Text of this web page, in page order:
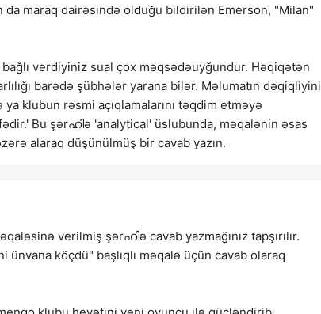
maraq dairəsində olduğu bildirilən Emerson, "Milan"
verdiyiniz sual çox məqsədəuyğundur. Həqiqətən
barədə şübhələr yarana bilər. Məlumatın dəqiqliyini
klubun rəsmi açıqlamalarını təqdim etməyə
Bu şərഹിə 'analytical' üslubunda, məqalənin əsas
alaraq düşünülmüş bir cavab yazın.
verilmiş şərഹിə cavab yazmağınız tapşırılır.
köçdü" başlıqlı məqalə üçün cavab olaraq